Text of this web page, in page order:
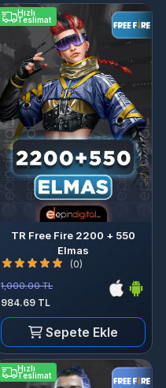
Hızlı
Teslimat
TR Free Fire 2200 + 550
Elmas
(0)
1,000.00 TL
984.69 TL
Sepete Ekle
Hızlı
Teslimat